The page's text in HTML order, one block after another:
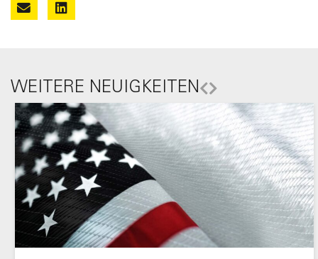
WEITERE NEUIGKEITEN